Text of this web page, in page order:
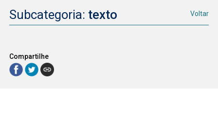
Subcategoria: texto Voltar
Compartilhe